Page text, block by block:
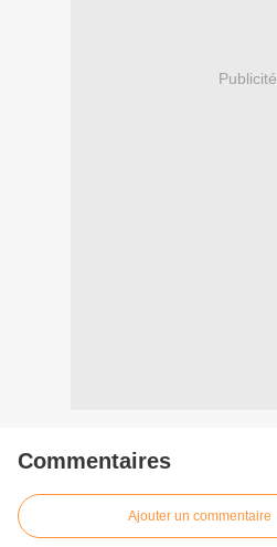
Publicité
Commentaires
Ajouter un commentaire